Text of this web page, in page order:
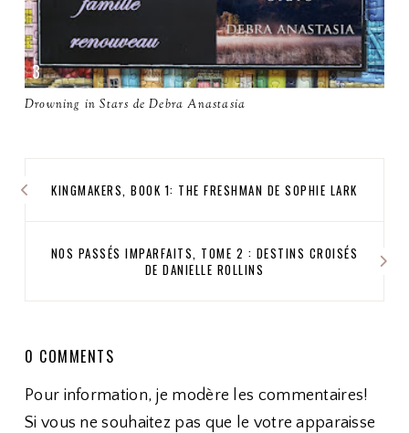
Drowning in Stars de Debra Anastasia
KINGMAKERS, BOOK 1: THE FRESHMAN DE SOPHIE LARK
NOS PASSÉS IMPARFAITS, TOME 2 : DESTINS CROISÉS
DE DANIELLE ROLLINS
0 COMMENTS
Pour information, je modère les commentaires!
Si vous ne souhaitez pas que le votre apparaisse